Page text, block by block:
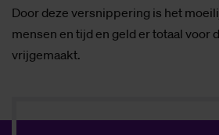
Door deze versnippering is het
mensen en tijd en geld er totaal voor
vrijgemaakt.